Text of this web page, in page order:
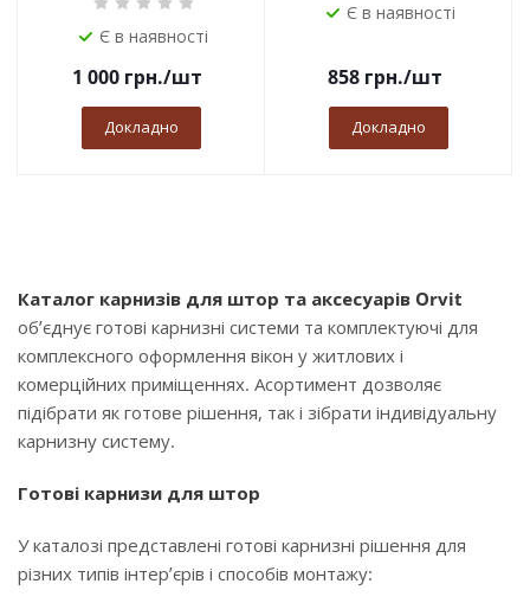
Є в наявності
1 000 грн./шт
Докладно
Є в наявності
858грн./шт
Докладно
Каталог карнизів для штор та аксесуарів Orvit
об’єднує готові карнизні системи та комплектуючі для
комплексного оформлення вікон у житлових і
комерційних приміщеннях. Асортимент дозволяє
підібрати як готове рішення, так і зібрати індивідуальну
карнизну систему.
Готові карнизи для штор
У каталозі представлені готові карнизні рішення для
різних типів інтер’єрів і способів монтажу: